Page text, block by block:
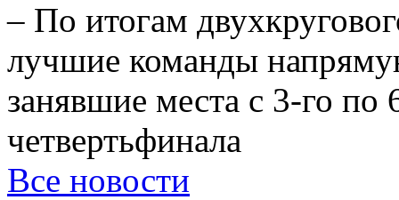
– По итогам
лучшие команды
занявшие места с 3-го по
четвертьфинала
Все новости